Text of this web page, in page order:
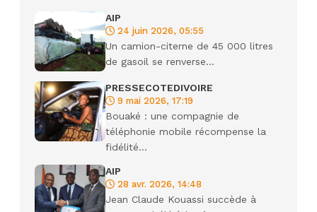
AIP
24 juin 2026, 05:55
Un camion-citerne de 45 000 litres
de gasoil se renverse...
PRESSECOTEDIVOIRE
9 mai 2026, 17:19
Bouaké : une compagnie de
téléphonie mobile récompense la
fidélité...
AIP
28 avr. 2026, 14:48
Jean Claude Kouassi succède à